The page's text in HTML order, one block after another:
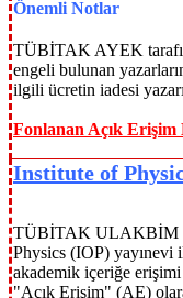
Önemli Notlar
TÜBİTAK AYEK
engeli bulunan
ilgili ücretin iadesi
Fonlanan Açık Erişim
Institute of
TÜBİTAK ULAKBİM
Physics (IOP) yayınevi
akademik içeriğe erişimi
"Açık Erişim" (AE)